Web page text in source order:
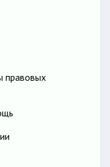
правовых